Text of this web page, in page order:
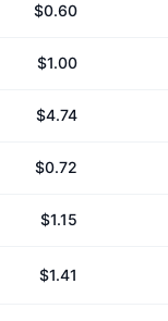
$0.60
$1.00
$4.74
$0.72
$1.15
$1.41